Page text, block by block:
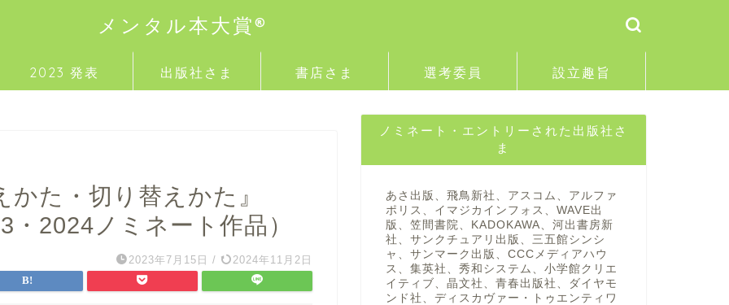
メンタル本大賞®
2023 発表 出版社さま 書店さま 選考委員 設立趣旨
た・切り替えかた』
2024ノミネート作品）
2023年7月15日 / 2024年11月2日
ノミネート・エントリーされた出版社さ
ま
あさ出版、飛鳥新社、アスコム、アルファ
ポリス、イマジカインフォス、WAVE出
版、笠間書院、KADOKAWA、河出書房新
社、サンクチュアリ出版、三五館シンシ
ャ、サンマーク出版、CCCメディアハウ
ス、集英社、秀和システム、小学館クリエ
イティブ、晶文社、青春出版社、ダイヤモ
ンド社、ディスカヴァー・トゥエンティワ